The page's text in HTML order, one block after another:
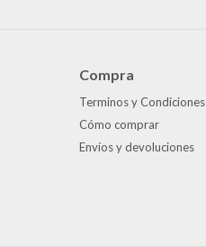
Compra
Terminos y Condiciones
Cómo comprar
Envíos y devoluciones